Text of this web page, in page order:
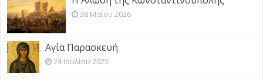
28 Μαΐου 2026
Αγία Παρασκευή
24 Ιουλίου 2025